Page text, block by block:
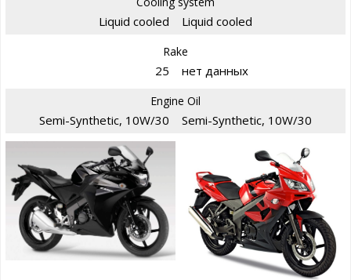
Liquid cooled Liquid cooled
Rake
25 нет данных
Engine Oil
Semi-Synthetic, 10W/30 Semi-Synthetic, 10W/30